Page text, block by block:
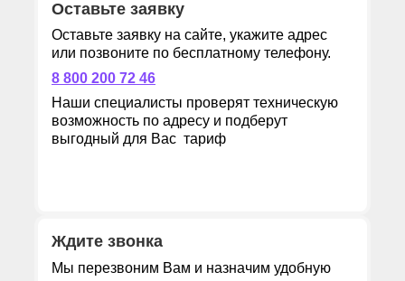
Оставьте заявку
Оставьте заявку на сайте, укажите адрес
или позвоните по бесплатному телефону.
8 800 200 72 46
Наши специалисты проверят техническую
возможность по адресу и подберут
выгодный для Вас тариф
Ждите звонка
Мы перезвоним Вам и назначим удобную